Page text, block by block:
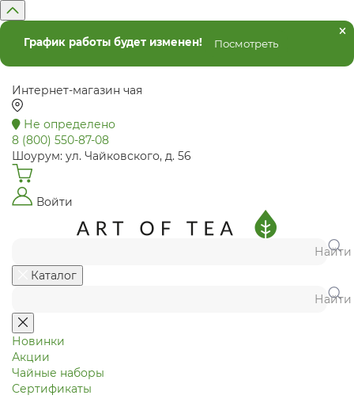
График работы будет изменен! Посмотреть
Интернет-магазин чая
Не определено
8 (800) 550-87-08
Шоурум: ул. Чайковского, д. 56
Войти
Найти
Каталог
Найти
Новинки
Акции
Чайные наборы
Сертификаты